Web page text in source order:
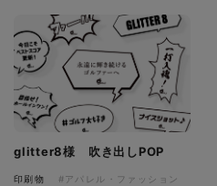
glitter8様 吹き出しPOP
印刷物
#アパレル・ファッション